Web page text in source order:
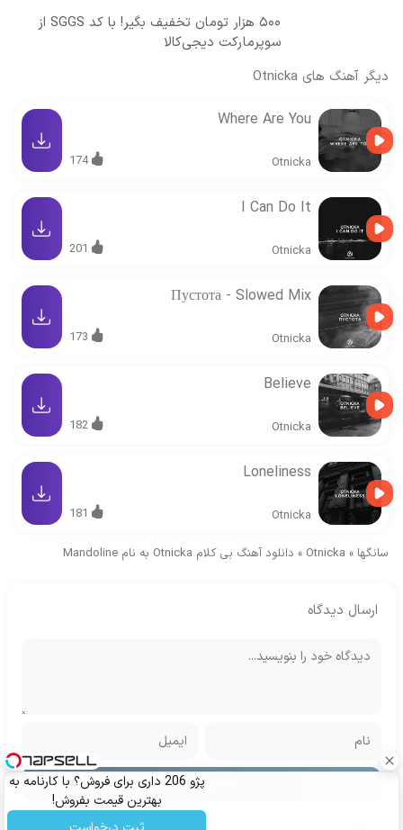
۵۰۰ هزار تومان تخفیف بگیر! با کد SGGS از
سوپرمارکت دیجی‌کالا
دیگر آهنگ های Otnicka
Where Are You
Otnicka
174
I Can Do It
Otnicka
201
Пустота - Slowed Mix
Otnicka
173
Believe
Otnicka
182
Loneliness
Otnicka
181
سانگها »
Otnicka
» دانلود آهنگ بی کلام Otnicka به نام Mandoline
ارسال دیدگاه
پژو 206 داری برای فروش؟ با کارنامه به
بهترین قیمت بفروش!